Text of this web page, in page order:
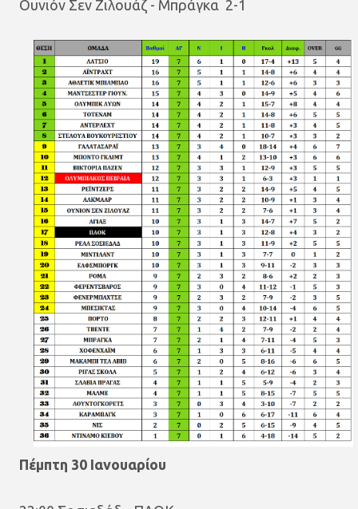
Ουνιόν Σεν Ζιλουάζ - Μπράγκα 2-1
Πέμπτη 30 Ιανουαρίου